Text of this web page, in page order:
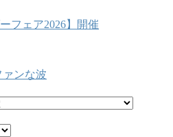
フェア2026】開催
ンな波